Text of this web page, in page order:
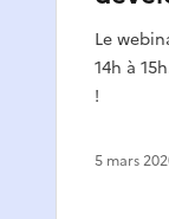
Le
14h à
!
5 mars